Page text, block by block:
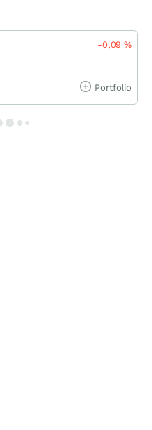
-0,09%
Portfolio